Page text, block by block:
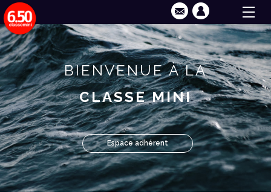
BIENVENUE À LA
CLASSE MINI
Espace adhérent